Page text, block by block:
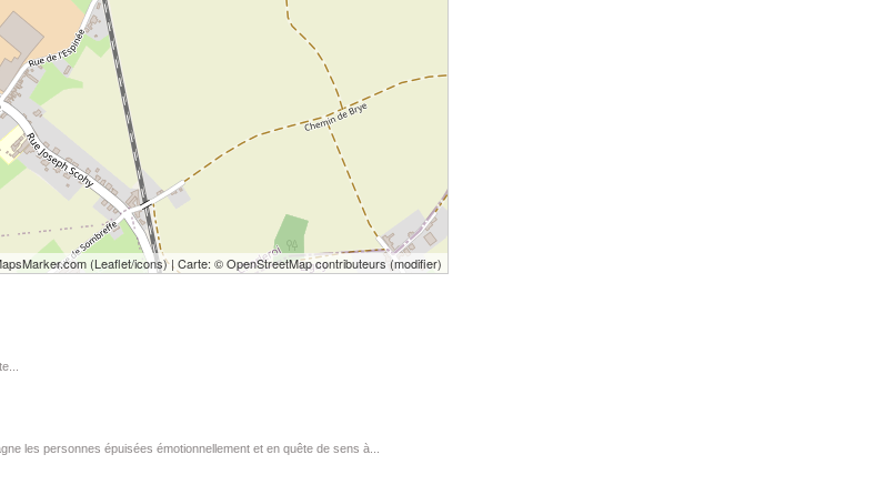
(Leaflet/icons) | Carte: ©OpenStreetMap contributeurs (modifier)
les personnes épuisées émotionnellement et en quête de sens à...